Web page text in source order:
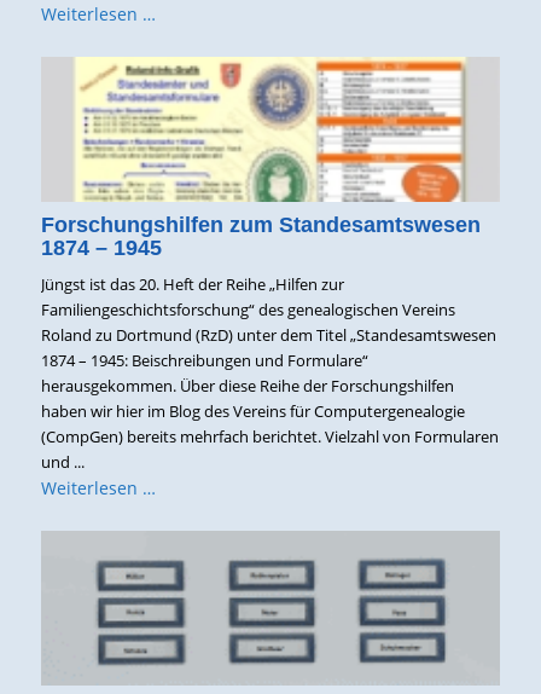
Weiterlesen …
Forschungshilfen zum Standesamtswesen
1874 – 1945
Jüngst ist das 20. Heft der Reihe „Hilfen zur
Familiengeschichtsforschung“ des genealogischen Vereins
Roland zu Dortmund (RzD) unter dem Titel „Standesamtswesen
1874 – 1945: Beischreibungen und Formulare“
herausgekommen. Über diese Reihe der Forschungshilfen
haben wir hier im Blog des Vereins für Computergenealogie
(CompGen) bereits mehrfach berichtet. Vielzahl von Formularen
und ...
Weiterlesen …